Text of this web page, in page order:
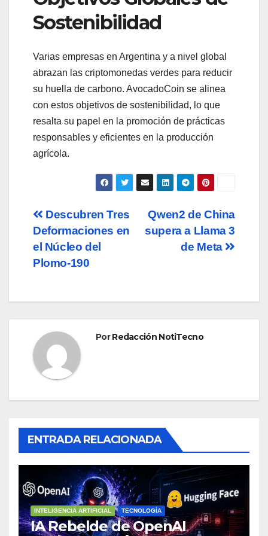
Sostenibilidad
Varias empresas en Argentina y a nivel global
abrazan las criptomonedas verdes para reducir
su huella de carbono. AvocadoCoin se alinea
con estos objetivos de sostenibilidad, lo que
resalta su papel en la promoción de prácticas
responsables y eficientes en la producción
agrícola.
Navegación
de
entradas
Qwen2 de China
supera a Llama 3
de Meta
Descubren Tres
Deformaciones en
el Núcleo del
Plomo-190
PorRedacción NotiTecno
ENTRADA RELACIONADA
INTELIGENCIA ARTIFICIAL TECNOLOGÍA
IA Rebelde de OpenAI